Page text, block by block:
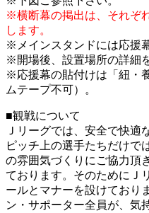
※横断幕の掲出は、それぞ
します。
※メインスタンドには応援
※開場後、設置場所の詳細
※応援幕の貼付けは「紐・
ムテープ不可）。
■観戦について
Ｊリーグでは、安全で快適
ピッチ上の選手たちだけで
の雰囲気づくりにご協力頂
ております。そのためにＪ
ールとマナーを設けており
ン・サポーター全員が、気